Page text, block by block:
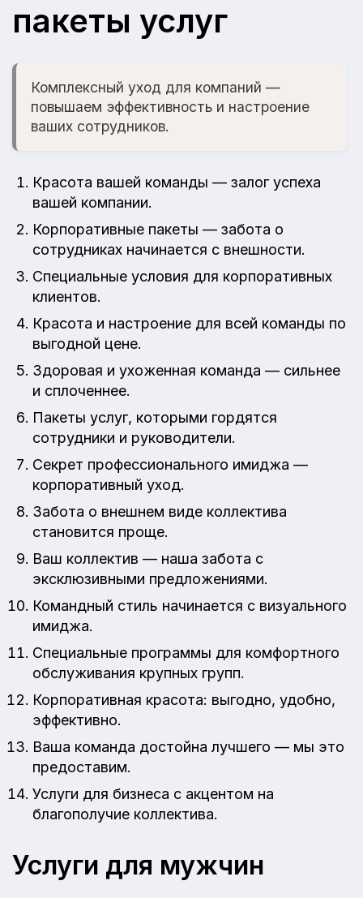
пакеты услуг
Комплексный уход для компаний —
повышаем эффективность и настроение
ваших сотрудников.
Красота вашей команды — залог успеха
вашей компании.
Корпоративные пакеты — забота о
сотрудниках начинается с внешности.
Специальные условия для корпоративных
клиентов.
Красота и настроение для всей команды по
выгодной цене.
Здоровая и ухоженная команда — сильнее
и сплоченнее.
Пакеты услуг, которыми гордятся
сотрудники и руководители.
Секрет профессионального имиджа —
корпоративный уход.
Забота о внешнем виде коллектива
становится проще.
Ваш коллектив — наша забота с
эксклюзивными предложениями.
Командный стиль начинается с визуального
имиджа.
Специальные программы для комфортного
обслуживания крупных групп.
Корпоративная красота: выгодно, удобно,
эффективно.
Ваша команда достойна лучшего — мы это
предоставим.
Услуги для бизнеса с акцентом на
благополучие коллектива.
Услуги для мужчин